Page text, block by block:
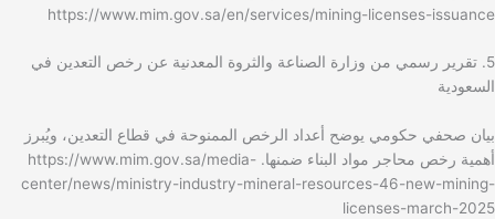
https://www.mim.gov.sa/en/services/mining-licenses-issuance
5. تقرير رسمي من وزارة الصناعة والثروة المعدنية عن رخص التعدين في
السعودية
بيان صحفي حكومي يوضح أعداد الرخص الممنوحة في قطاع التعدين، ويُبرز
أهمية رخص محاجر مواد البناء ضمنها. https://www.mim.gov.sa/media-
center/news/ministry-industry-mineral-resources-46-new-mining-
licenses-march-2025